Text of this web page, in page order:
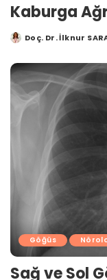
Kaburga
PostedDoç. Dr. İlknur
Göğüs
Sağ ve Sol